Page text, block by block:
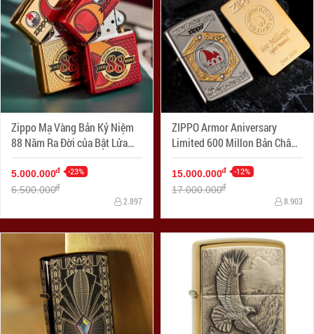
Zippo Mạ Vàng Bản Kỷ Niệm
88 Năm Ra Đời của Bật Lửa
Zippo
5.000.000đ -23%
6.500.000đ
2.897
ZIPPO Armor Aniversary
Limited 600 Millon Bản Châu
Á
15.000.000đ -12%
17.000.000đ
8.903